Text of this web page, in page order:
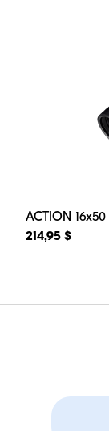
ACTION 16x50
214,95 $